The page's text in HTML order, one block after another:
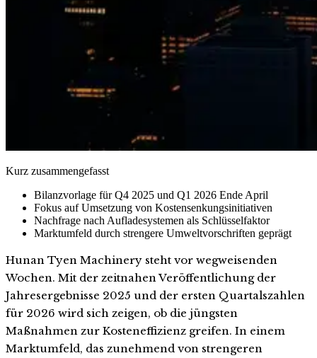
Kurz zusammengefasst
Bilanzvorlage für Q4 2025 und Q1 2026 Ende April
Fokus auf Umsetzung von Kostensenkungsinitiativen
Nachfrage nach Aufladesystemen als Schlüsselfaktor
Marktumfeld durch strengere Umweltvorschriften geprägt
Hunan Tyen Machinery steht vor wegweisenden
Wochen. Mit der zeitnahen Veröffentlichung der
Jahresergebnisse 2025 und der ersten Quartalszahlen
für 2026 wird sich zeigen, ob die jüngsten
Maßnahmen zur Kosteneffizienz greifen. In einem
Marktumfeld, das zunehmend von strengeren